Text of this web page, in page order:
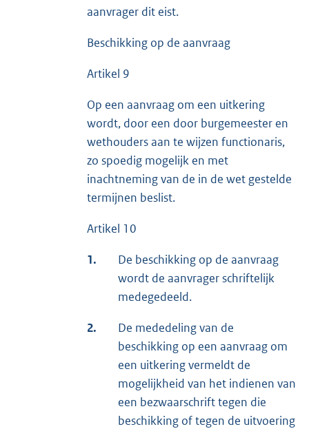
aanvrager dit eist.
Beschikking op de aanvraag
Artikel 9
Op een aanvraag om een uitkering
wordt, door een door burgemeester en
wethouders aan te wijzen functionaris,
zo spoedig mogelijk en met
inachtneming van de in de wet gestelde
termijnen beslist.
Artikel 10
1.
De beschikking op de aanvraag
wordt de aanvrager schriftelijk
medegedeeld.
2.
De mededeling van de
beschikking op een aanvraag om
een uitkering vermeldt de
mogelijkheid van het indienen van
een bezwaarschrift tegen die
beschikking of tegen de uitvoering